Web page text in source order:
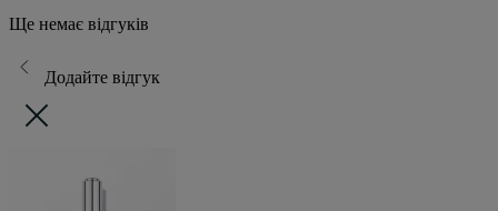
Ще немає відгуків
Додайте відгук